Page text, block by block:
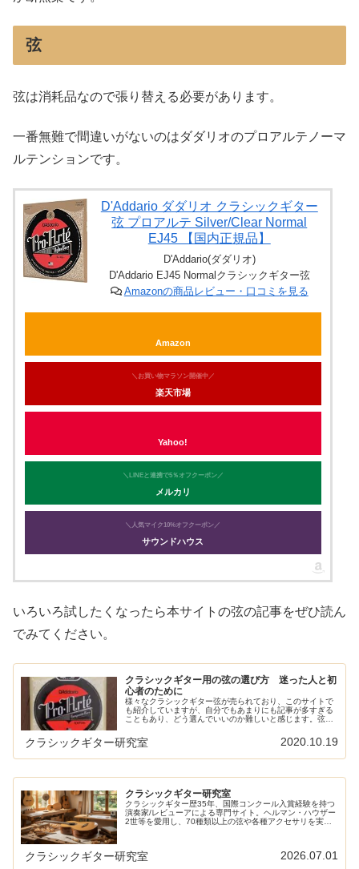
弦
弦は消耗品なので張り替える必要があります。
一番無難で間違いがないのはダダリオのプロアルテノーマ
ルテンションです。
D'Addario ダダリオ クラシックギター
弦 プロアルテ Silver/Clear Normal
EJ45 【国内正規品】
D'Addario(ダダリオ)
D'Addario EJ45 Normalクラシックギター弦
Amazonの商品レビュー・口コミを見る
Amazon
＼お買い物マラソン開催中／
楽天市場
Yahoo!
＼LINEと連携で5％オフクーポン／
メルカリ
＼人気マイク10%オフクーポン／
サウンドハウス
いろいろ試したくなったら本サイトの弦の記事をぜひ読ん
でみてください。
クラシックギター用の弦の選び方 迷った人と初
心者のために
様々なクラシックギター弦が売られており、このサイトで
も紹介していますが、自分でもあまりにも記事が多すぎる
こともあり、どう選んでいいのか難しいと感じます。弦を
らないという人や初心者の方向けに...
クラシックギター研究室 2020.10.19
クラシックギター研究室
クラシックギター歴35年、国際コンクール入賞経験を持つ
演奏家/レビューアによる専門サイト。ヘルマン・ハウザー
2世等を愛用し、70種類以上の弦や各種アクセサリを実奏
クラシックギター研究室 2026.07.01